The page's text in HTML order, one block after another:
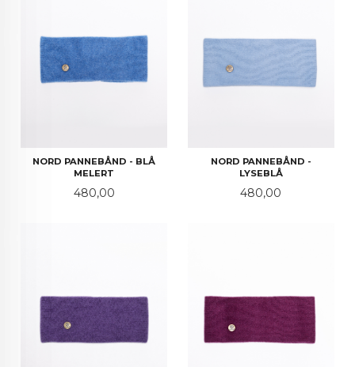
NORD PANNEBÅND - BLÅ
MELERT
Pris
480,00
NORD PANNEBÅND -
LYSEBLÅ
Pris
480,00